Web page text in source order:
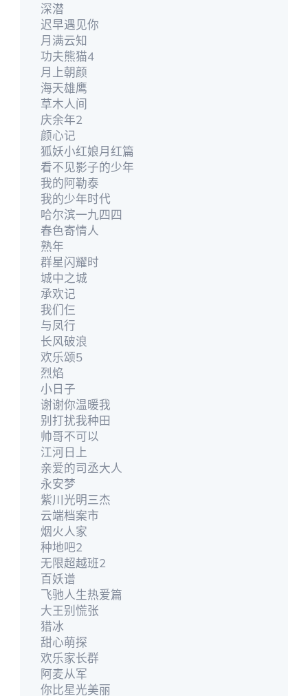
深潜
迟早遇见你
月满云知
功夫熊猫4
月上朝颜
海天雄鹰
草木人间
庆余年2
颜心记
狐妖小红娘月红篇
看不见影子的少年
我的阿勒泰
我的少年时代
哈尔滨一九四四
春色寄情人
熟年
群星闪耀时
城中之城
承欢记
我们仨
与凤行
长风破浪
欢乐颂5
烈焰
小日子
谢谢你温暖我
别打扰我种田
帅哥不可以
江河日上
亲爱的司丞大人
永安梦
紫川光明三杰
云端档案市
烟火人家
种地吧2
无限超越班2
百妖谱
飞驰人生热爱篇
大王别慌张
猎冰
甜心萌探
欢乐家长群
阿麦从军
你比星光美丽